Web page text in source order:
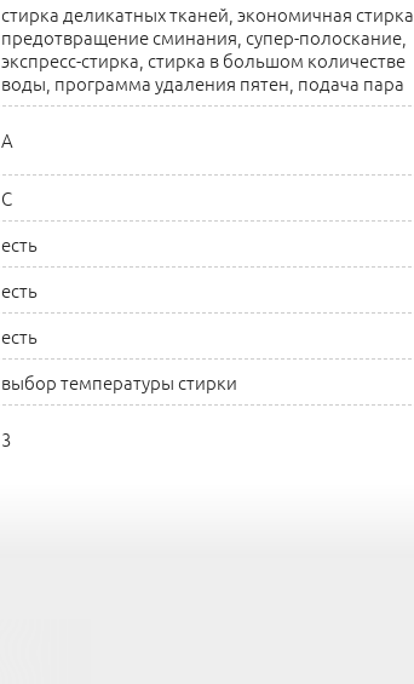
стирка деликатных тканей, экономичная стирка,
предотвращение сминания, супер-полоскание,
экспресс-стирка, стирка в большом количестве
воды, программа удаления пятен, подача пара
A
C
есть
есть
есть
выбор температуры стирки
3